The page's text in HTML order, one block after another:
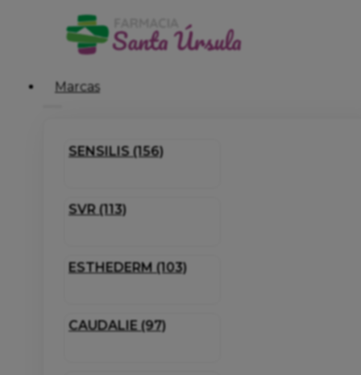
Marcas
SENSILIS (156)
SVR (113)
ESTHEDERM (103)
CAUDALIE (97)